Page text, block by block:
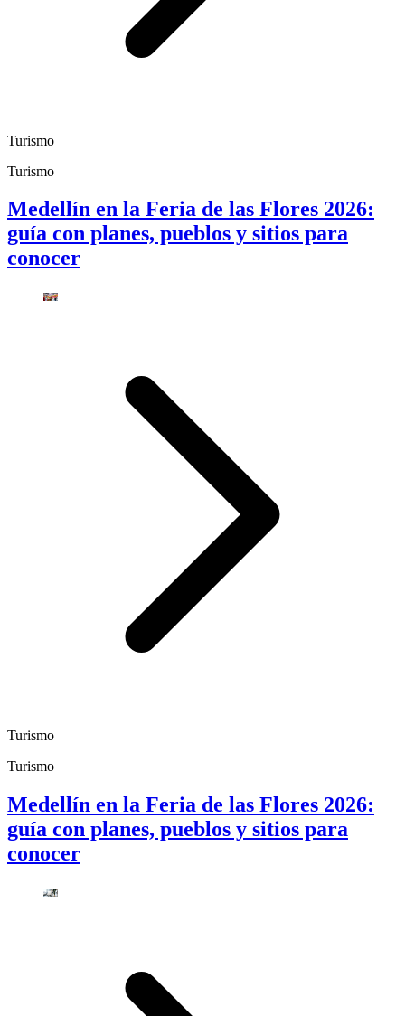
Turismo
Turismo
Medellín en la Feria de las Flores 2026:
guía con planes, pueblos y sitios para
conocer
Turismo
Turismo
Medellín en la Feria de las Flores 2026:
guía con planes, pueblos y sitios para
conocer